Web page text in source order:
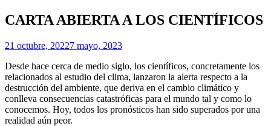
CARTA ABIERTA A LOS CIENTÍFICOS
Posted
21 octubre, 20227 mayo, 2023
Desde hace cerca de medio siglo, los científicos, concretamente los
relacionados al estudio del clima, lanzaron la alerta respecto a la
destrucción del ambiente, que deriva en el cambio climático y
conlleva consecuencias catastróficas para el mundo tal y como lo
conocemos. Hoy, todos los pronósticos han sido superados por una
realidad aún peor.